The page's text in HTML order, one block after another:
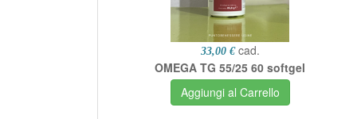
33,00 € cad.
OMEGA TG 55/25 60 softgel
Aggiungi al Carrello